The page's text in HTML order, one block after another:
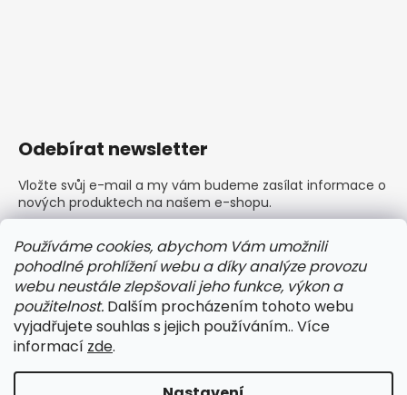
Používáme cookies, abychom Vám umožnili
pohodlné prohlížení webu a díky analýze provozu
webu neustále zlepšovali jeho funkce, výkon a
použitelnost. Dalším procházením tohoto webu
vyjadřujete souhlas s jejich používáním.. Více
informací zde.
Odebírat newsletter
Vložte svůj e-mail a my vám budeme zasílat informace o
nových produktech na našem e-shopu.
Vložením e-mailu souhlasíte spodmínkami ochrany
osobních údajů
PŘIHLÁSIT SE